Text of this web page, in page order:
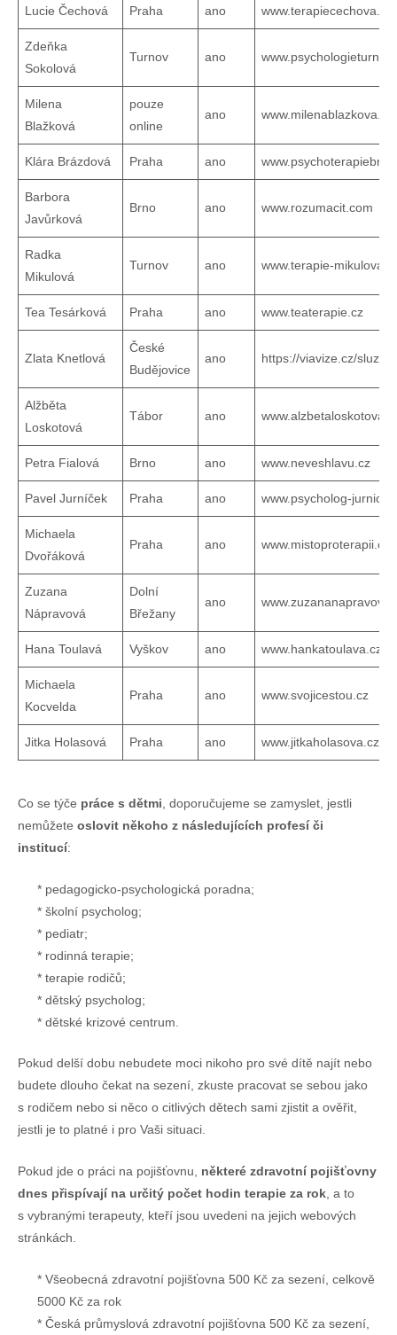
Lucie Čechová Praha ano www.terapiecechova.cz
Zdeňka
Sokolová
Turnov ano
Milena
Blažková
pouze
online
ano www.milenablazkova.cz
Klára Brázdová Praha ano
Barbora
Javůrková
Brno ano www.rozumacit.com
Radka
Mikulová
Turnov ano www.terapie-
Tea Tesárková Praha ano www.teaterapie.cz
Zlata Knetlová
České
Budějovice
ano https://viavize.cz/
Alžběta
Loskotová
Tábor ano
Petra Fialová Brno ano www.neveshlavu.cz
Pavel Jurníček Praha ano www.psycholog-
Michaela
Dvořáková
Praha ano www.mistoproterapii.cz
Zuzana
Nápravová
Dolní
Břežany
ano www.zuzananapravova
Hana Toulavá Vyškov ano www.hankatoulava.cz
Michaela
Kocvelda
Praha ano www.svojicestou.cz
Jitka Holasová Praha ano www.jitkaholasova.cz
Co se týče práce s dětmi , doporučujeme se zamyslet, jestli
nemůžete oslovit někoho z následujících profesí či
institucí:
pedagogicko-psychologická poradna;
školní psycholog;
pediatr;
rodinná terapie;
terapie rodičů;
dětský psycholog;
dětské krizové centrum.
Pokud delší dobu nebudete moci nikoho pro své dítě najít nebo
budete dlouho čekat na sezení, zkuste pracovat se sebou jako
s rodičem nebo si něco o citlivých dětech sami zjistit a ověřit,
jestli je to platné i pro Vaši situaci.
Pokud jde o práci na pojišťovnu, některé zdravotní pojišťovny
dnes přispívají na určitý počet hodin terapie za rok , a to
s vybranými terapeuty, kteří jsou uvedeni na jejich webových
stránkách.
Všeobecná zdravotní pojišťovna 500 Kč za sezení, celkově
5000 Kč za rok
Česká průmyslová zdravotní pojišťovna 500 Kč za sezení,